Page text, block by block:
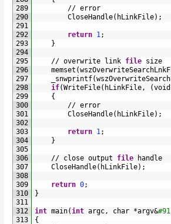
289
290
291
292
293
294
295
296
297
298
299
300
301
302
303
304
305
306
307
308
309
310
311
312
313
// error
CloseHandle( hLinkFile) ;
return 1 ;
}
// overwrite link file size
memset (
_snwprintf(
if(WriteFile( hLinkFile , (void
{
// error
CloseHandle( hLinkFile) ;
return 1 ;
}
// close output file
handle
CloseHandle( hLinkFile) ;
return 0;
}
int main( int argc , char *argv&
{